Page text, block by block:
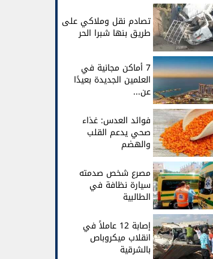
تصادم نقل وملاكي على
طريق بنها شبرا الحر
7 أماكن مجانية في
العلمين الجديدة بعيدًا
عن...
فوائد العدس: غذاء
صحي يدعم القلب
والهضم
مصرع شخص صدمته
سيارة نظافة في
الطالبية
إصابة 12 عاملاً في
انقلاب ميكروباص
بالشرقية